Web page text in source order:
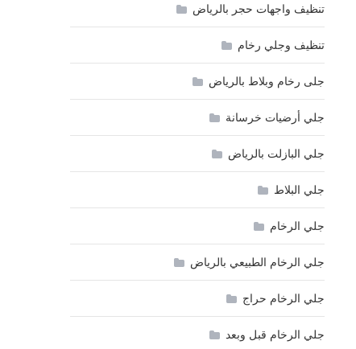
تنظيف واجهات حجر بالرياض
تنظيف وجلي رخام
جلى رخام وبلاط بالرياض
جلي أرضيات خرسانة
جلي البازلت بالرياض
جلي البلاط
جلي الرخام
جلي الرخام الطبيعي بالرياض
جلي الرخام حراج
جلي الرخام قبل وبعد